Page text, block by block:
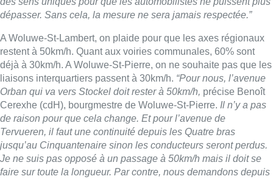
dépasser. Sans cela, la mesure ne sera jamais respectée.”
A Woluwe-St-Lambert, on plaide pour que les axes régionaux
restent à 50km/h. Quant aux voiries communales, 60% sont
déjà à 30km/h. A Woluwe-St-Pierre, on ne souhaite pas que les
liaisons interquartiers passent à 30km/h. “Pour nous, l’avenue
Orban qui va vers Stockel doit rester à 50km/h, précise Benoît
Cerexhe (cdH), bourgmestre de Woluwe-St-Pierre. Il n’y a pas
de raison pour que cela change. Et pour l’avenue de
Tervueren, il faut une continuité depuis les Quatre bras
jusqu’au Cinquantenaire sinon les conducteurs seront perdus.
Je ne suis pas opposé à un passage à 50km/h mais il doit se
faire sur toute la longueur. Par contre, nous demandons depuis